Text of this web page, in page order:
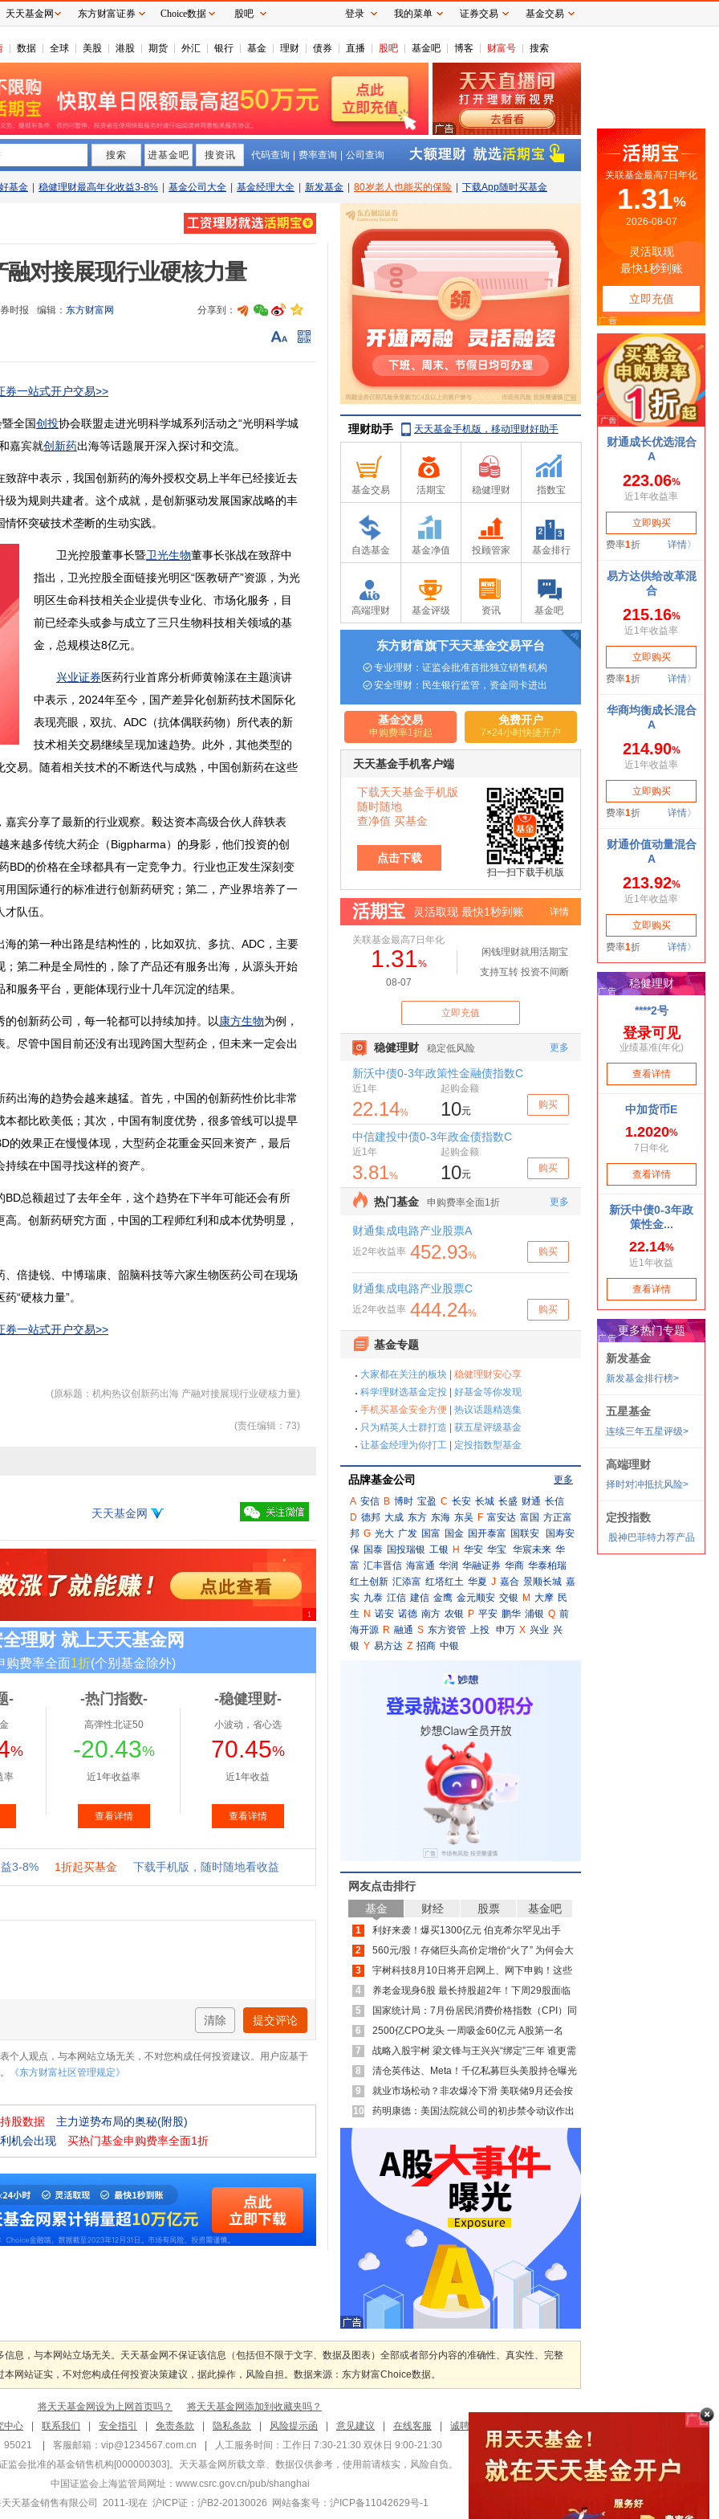
数据 全球 美股 港股 期货 外汇 银行 基金 理财 债券 直播 股吧 基金吧 博客 财富号 搜索
搜索 进基金吧 搜资讯 代码查询 费率查询 公司查询
基金 稳健理财最高年化收益3-8% 基金公司大全 基金经理大全 新发基金 80岁老人也能买的保险 下载App随时买基金
对接展现行业硬核力量
时报 编辑： 东方财富网 分享到：
券一站式开户交易>>
全国创投协会联盟走进光明科学城系列活动之“光明科学城
嘉宾就创新药出海等话题展开深入探讨和交流。
致辞中表示，我国创新药的海外授权交易上半年已经接近去
为规则共建者。这个成就，是创新驱动发展国家战略的丰
怀突破技术垄断的生动实践。
卫光控股董事长暨卫光生物董事长张战在致辞中
指出，卫光控股全面链接光明区“医教研产”资源，为光
明区生命科技相关企业提供专业化、市场化服务，目
前已经牵头或参与成立了三只生物科技相关领域的基
金，总规模达8亿元。
兴业证券医药行业首席分析师黄翰漾在主题演讲
中表示，2024年至今，国产差异化创新药技术国际化
表现亮眼，双抗、ADC（抗体偶联药物）所代表的新
技术相关交易继续呈现加速趋势。此外，其他类型的
易。随着相关技术的不断迭代与成熟，中国创新药在这些
分享了最新的行业观察。毅达资本高级合伙人薛轶表
来越多传统大药企（Bigpharma）的身影，他们投资的创
BD的价格在全球都具有一定竞争力。行业也正发生深刻变
国际通行的标准进行创新药研究；第二，产业界培养了一
队伍。
第一种出路是结构性的，比如双抗、多抗、ADC，主要
第二种是全局性的，除了产品还有服务出海，从源头开始
和服务平台，更能体现行业十几年沉淀的结果。
新药公司，每一轮都可以持续加持。以 康方生物为例，
尽管中国目前还没有出现跨国大型药企，但未来一定会出
出海的趋势会越来越猛。首先，中国的创新药性价比非常
都比欧美低；其次，中国有制度优势，很多管线可以提早
的效果正在慢慢体现，大型药企花重金买回来资产，最后
续在中国寻找这样的资产。
BD总额超过了去年全年，这个趋势在下半年可能还会有所
。创新药研究方面，中国的工程师红利和成本优势明显，
捷锐、中博瑞康、韶脑科技等六家生物医药公司在现场
“硬核力量”。
券一站式开户交易>>
(原标题：机构热议创新药出海 产融对接展现行业硬核力量)
(责任编辑：73)
天天基金网
清除 提交评论
个人观点，与本网站立场无关，不对您构成任何投资建议。用户应基于
《东方财富社区管理规定》
股数据
主力逆势布局的奥秘(附股)
机会出现
买热门基金申购费率全面1折
理财助手 天天基金手机版，移动理财好助手
基金交易 活期宝 稳健理财 指数宝
自选基金 基金净值 投顾管家 基金排行
高端理财 基金评级 资讯 基金吧
品牌基金公司
更多
A 安信 B 博时 宝盈 C 长安 长城 长盛 财通 长信
D 德邦 大成 东方 东海 东吴 F 富安达 富国 方正富
邦 G 光大 广发 国富 国金 国开泰富 国联安
国寿安
保 国泰 国投瑞银 工银 H 华安 华宝 华宸未来 华
富 汇丰晋信 海富通 华润 华融证券 华商 华泰柏瑞
红土创新 汇添富 红塔红土 华夏 J 嘉合 景顺长城 嘉
实 九泰 江信 建信 金鹰 金元顺安 交银 M 大摩 民
生 N 诺安 诺德 南方 农银 P 平安 鹏华 浦银 Q 前
海开源 R 融通 S 东方资管 上投 申万 X 兴业 兴
银 Y 易方达 Z 招商 中银
网友点击排行
基金
财经 股票 基金吧
1
利好来袭！爆买1300亿元 伯克希尔罕见出手
2
560元/股！存储巨头高价定增价“火了” 为何会大
幅溢价？
3
宇树科技8月10日将开启网上、网下申购！这些
公司受益
4
养老金现身6股 最长持股超2年！下周29股面临
解禁（附股）
5
国家统计局：7月份居民消费价格指数（CPI）同
比上涨0.5%
6
2500亿CPO龙头 一周吸金60亿元 A股第一名
7
战略入股宇树 梁文锋与王兴兴“绑定”三年 谁更需
要谁？
8
清仓英伟达、Meta！千亿私募巨头美股持仓曝光
9
就业市场松动？非农爆冷下滑 美联储9月还会按
下加息键吗
10
药明康德：美国法院就公司的初步禁令动议作出
息，与本网站立场无关。天天基金网不保证该信息（包括但不限于文字、数据及图表）全部或者部分内容的准确性、真实性、完整
网站证实，不对您构成任何投资决策建议，据此操作，风险自担。数据来源：东方财富Choice数据。
将天天基金网设为上网首页吗？
将天天基金网添加到收藏夹吗？
中心
联系我们 安全指引 免责条款 隐私条款 风险提示函 意见建议 在线客服
诚聘英才
95021
客服邮箱： vip@1234567.com.cn
人工服务时间：工作日 7:30-21:30 双休日 9:00-21:30
监会批准的基金销售机构[000000303]。天天基金网所载文章、数据仅供参考，使用前请核实，风险自负。
中国证监会上海监管局网址： www.csrc.gov.cn/pub/shanghai
天基金销售有限公司 2011-现在 沪ICP证：沪B2-20130026
网站备案号：沪ICP备11042629号-1
天天基金网 东方财富证券 Choice数据 股吧 登录 我的菜单 证券交易 基金交易